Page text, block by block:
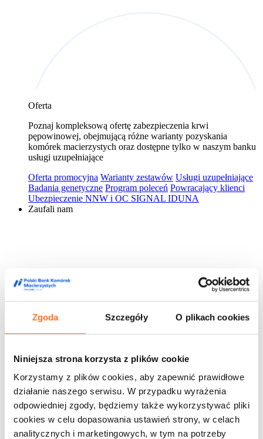
Zgoda Szczegóły O plikach cookies
Niniejsza strona korzysta z plików cookie
Korzystamy z plików cookies, aby zapewnić prawidłowe
działanie naszego serwisu. W przypadku wyrażenia
odpowiedniej zgody, będziemy także wykorzystywać pliki
cookies w celu dopasowania ustawień strony, w celach
analitycznych i marketingowych, w tym na potrzeby
Oferta
Poznaj kompleksową ofertę zabezpieczenia krwi
pępowinowej, obejmującą różne warianty pozyskania
komórek macierzystych oraz dostępne tylko w naszym banku
usługi uzupełniające
Oferta promocyjna Warianty zestawów Usługi uzupełniające
Badania genetyczne Program poleceń Powracający klienci
Ubezpieczenie NNW i OC SIGNAL IDUNA
Zaufali nam